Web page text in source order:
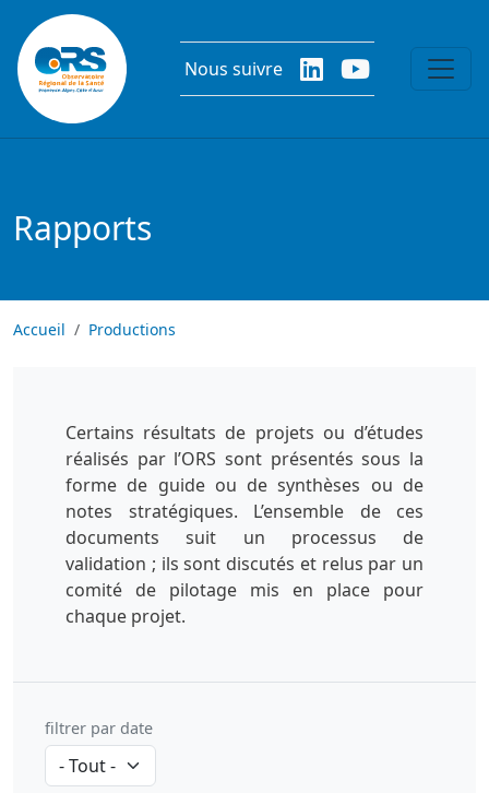
Aller au contenu principal
Nous suivre
Rapports
Accueil Productions
Certains résultats de projets ou d’études
réalisés par l’ORS sont présentés sous la
forme de guide ou de synthèses ou de
notes stratégiques. L’ensemble de ces
documents suit un processus de
validation ; ils sont discutés et relus par un
comité de pilotage mis en place pour
chaque projet.
filtrer par date